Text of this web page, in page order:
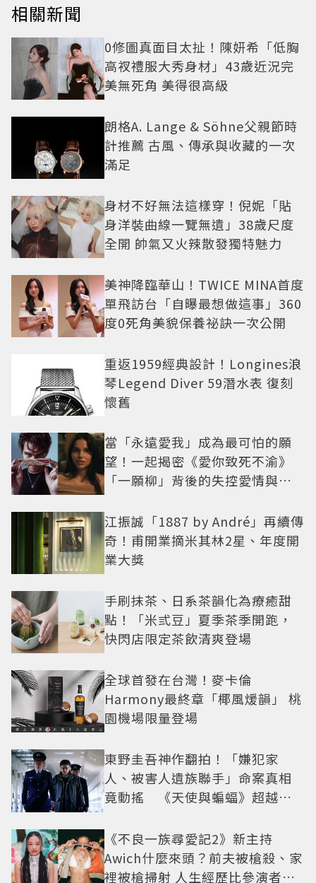
相關新聞
0修圖真面目太扯！陳妍希「低胸
高衩禮服大秀身材」43歲近況完
美無死角 美得很高級
朗格A. Lange & Söhne父親節時
計推薦 古風、傳承與收藏的一次
滿足
身材不好無法這樣穿！倪妮「貼
身洋裝曲線一覽無遺」38歲尺度
全開 帥氣又火辣散發獨特魅力
美神降臨華山！TWICE MINA首度
單飛訪台「自曝最想做這事」360
度0死角美貌保養祕訣一次公開
重返1959經典設計！Longines浪
琴Legend Diver 59潛水表 復刻
懷舊
當「永遠愛我」成為最可怕的願
望！一起揭密《愛你致死不渝》
「一願柳」背後的失控愛情與爆
江振誠「1887 by André」再續傳
奇！甫開業摘米其林2星、年度開
業大獎
手刷抹茶、日系茶韻化為療癒甜
點！「米弎豆」夏季茶季開跑，
快閃店限定茶飲清爽登場
全球首發在台灣！麥卡倫
Harmony最終章「椰風煖韻」 桃
園機場限量登場
東野圭吾神作翻拍！「嫌犯家
人、被害人遺族聯手」命案真相
竟動搖 《天使與蝙蝠》超越懸
《不良一族尋愛記2》新主持
Awich什麼來頭？前夫被槍殺、家
裡被槍掃射 人生經歷比參演者還